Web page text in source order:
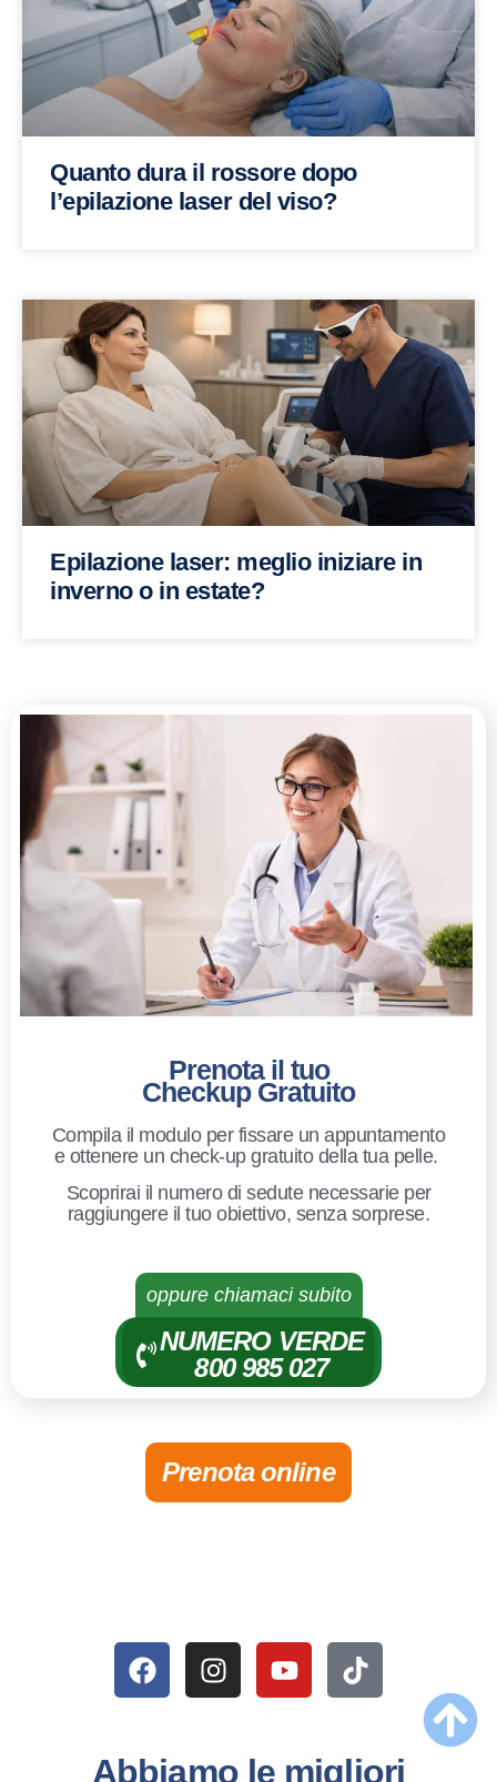
Quanto dura il rossore dopo
l’epilazione laser del viso?
Epilazione laser: meglio iniziare in
inverno o in estate?
Prenota il tuo
Checkup Gratuito
Compila il modulo per fissare un appuntamento
e ottenere un check-up gratuito della tua pelle.
Scoprirai il numero di sedute necessarie per
raggiungere il tuo obiettivo, senza sorprese.
oppure chiamaci subito
NUMERO VERDE
800 985 027
Prenota online
Abbiamo le migliori